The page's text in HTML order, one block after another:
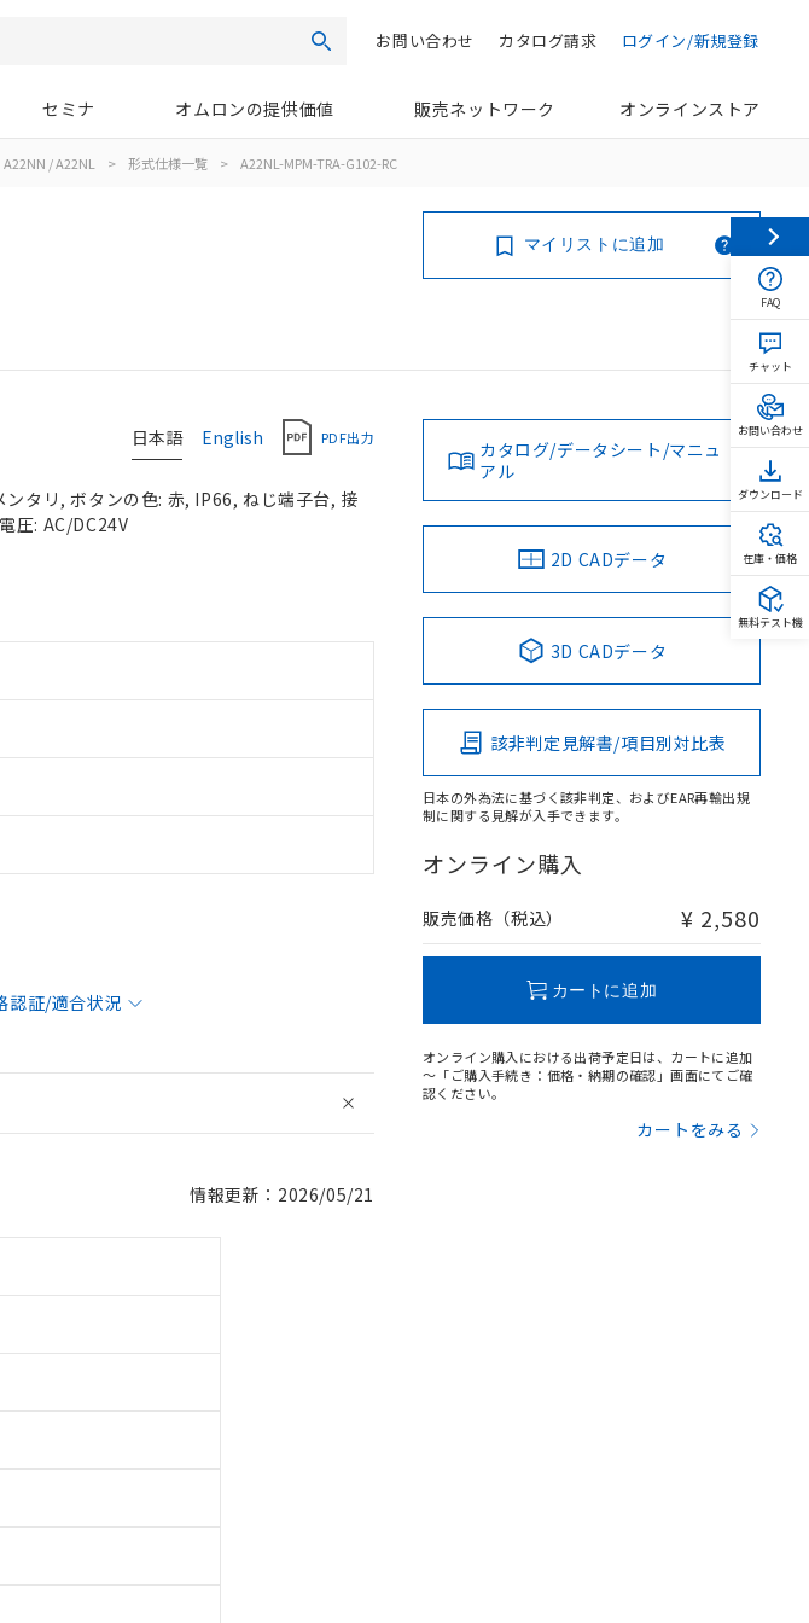
検索 ログイン/新規登録
カタログ請求
お問い合わせ
セミナ オムロンの提供価値 販売ネットワーク オンラインストア
A22NN / A22NL > 形式仕様一覧 > A22NL-MPM-TRA-G102-RC
マイリストに追加
日本語 English PDF出力
タリ, ボタンの色: 赤, IP66, ねじ端子台, 接
圧: AC/DC24V
認証/適合状況
情報更新：2026/05/21
カタログ/データシート/マニュ
アル
2D CADデータ
3D CADデータ
該非判定見解書/項目別対比表
日本の外為法に基づく該非判定、およびEAR再輸出規
制に関する見解が入手できます。
オンライン購入
販売価格（税込） ¥ 2,580
カートに追加
オンライン購入における出荷予定日は、カートに追加
～「ご購入手続き：価格・納期の確認」画面にてご確
認ください。
カートをみる
FAQ
チャット
お問い合わせ
ダウンロード
在庫・価格
無料テスト機